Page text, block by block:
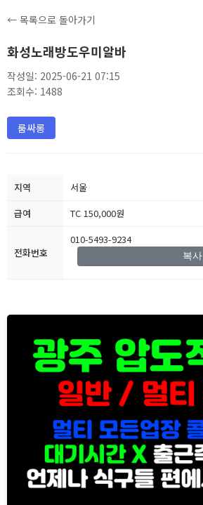
← 목록으로 돌아가기
화성노래방도우미알바
작성일: 2025-06-21 07:15
조회수: 1488
룸싸롱
지역
서울
급여
TC 150,000원
전화번호
010-5493-9234
복사